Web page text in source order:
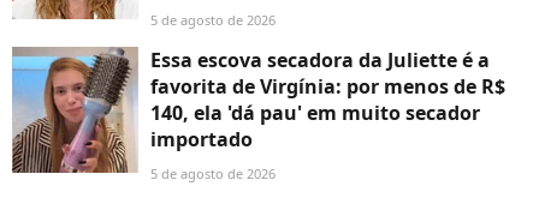
5 de agosto de 2026
Essa escova secadora da Juliette é a
favorita de Virgínia: por menos de R$
140, ela 'dá pau' em muito secador
importado
5 de agosto de 2026